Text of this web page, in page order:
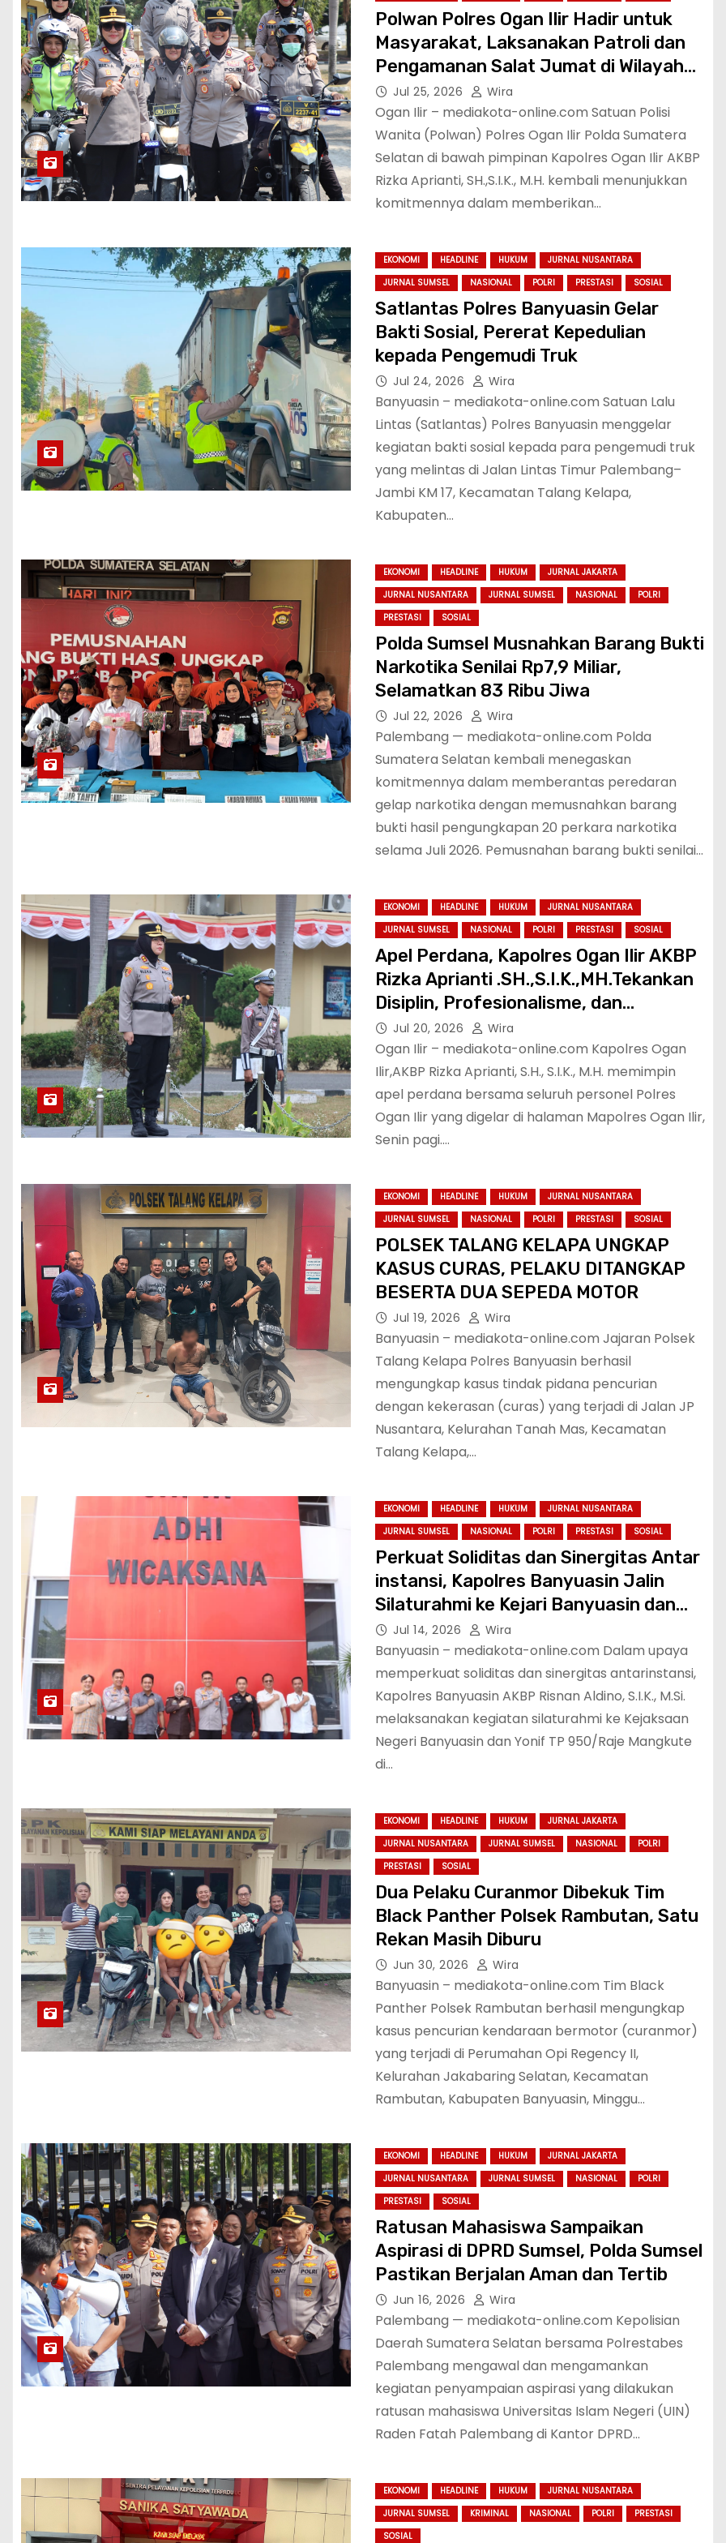
Polwan Polres Ogan Ilir Hadir untuk
Masyarakat, Laksanakan Patroli dan
Pengamanan Salat Jumat di Wilayah
Indralaya
Jul 25, 2026 Wira
Ogan Ilir – mediakota-online.com Satuan Polisi
Wanita (Polwan) Polres Ogan Ilir Polda Sumatera
Selatan di bawah pimpinan Kapolres Ogan Ilir AKBP
Rizka Aprianti, SH.,S.I.K., M.H. kembali menunjukkan
komitmennya dalam memberikan…
EKONOMI HEADLINE HUKUM
JURNAL NUSANTARA
JURNAL SUMSEL
NASIONAL POLRI PRESTASI SOSIAL
Satlantas Polres Banyuasin Gelar
Bakti Sosial, Pererat Kepedulian
kepada Pengemudi Truk
Jul 24, 2026 Wira
Banyuasin – mediakota-online.com Satuan Lalu
Lintas (Satlantas) Polres Banyuasin menggelar
kegiatan bakti sosial kepada para pengemudi truk
yang melintas di Jalan Lintas Timur Palembang–
Jambi KM 17, Kecamatan Talang Kelapa,
Kabupaten…
EKONOMI HEADLINE HUKUM
JURNAL JAKARTA
JURNAL NUSANTARA
JURNAL SUMSEL NASIONAL
POLRI
PRESTASI
SOSIAL
Polda Sumsel Musnahkan Barang Bukti
Narkotika Senilai Rp7,9 Miliar,
Selamatkan 83 Ribu Jiwa
Jul 22, 2026 Wira
Palembang — mediakota-online.com Polda
Sumatera Selatan kembali menegaskan
komitmennya dalam memberantas peredaran
gelap narkotika dengan memusnahkan barang
bukti hasil pengungkapan 20 perkara narkotika
selama Juli 2026. Pemusnahan barang bukti senilai…
EKONOMI HEADLINE HUKUM
JURNAL NUSANTARA
JURNAL SUMSEL
NASIONAL POLRI PRESTASI SOSIAL
Apel Perdana, Kapolres Ogan Ilir AKBP
Rizka Aprianti .SH.,S.I.K.,MH.Tekankan
Disiplin, Profesionalisme, dan
Pelayanan Prima
Jul 20, 2026 Wira
Ogan Ilir – mediakota-online.com Kapolres Ogan
Ilir,AKBP Rizka Aprianti, S.H., S.I.K., M.H. memimpin
apel perdana bersama seluruh personel Polres
Ogan Ilir yang digelar di halaman Mapolres Ogan Ilir,
Senin pagi.…
EKONOMI HEADLINE HUKUM
JURNAL NUSANTARA
JURNAL SUMSEL
NASIONAL POLRI PRESTASI SOSIAL
POLSEK TALANG KELAPA UNGKAP
KASUS CURAS, PELAKU DITANGKAP
BESERTA DUA SEPEDA MOTOR
Jul 19, 2026 Wira
Banyuasin – mediakota-online.com Jajaran Polsek
Talang Kelapa Polres Banyuasin berhasil
mengungkap kasus tindak pidana pencurian
dengan kekerasan (curas) yang terjadi di Jalan JP
Nusantara, Kelurahan Tanah Mas, Kecamatan
Talang Kelapa,…
EKONOMI HEADLINE HUKUM
JURNAL NUSANTARA
JURNAL SUMSEL
NASIONAL POLRI PRESTASI SOSIAL
Perkuat Soliditas dan Sinergitas Antar
instansi, Kapolres Banyuasin Jalin
Silaturahmi ke Kejari Banyuasin dan
Yonif TP 950/Raje Mangkute
Jul 14, 2026 Wira
Banyuasin – mediakota-online.com Dalam upaya
memperkuat soliditas dan sinergitas antarinstansi,
Kapolres Banyuasin AKBP Risnan Aldino, S.I.K., M.Si.
melaksanakan kegiatan silaturahmi ke Kejaksaan
Negeri Banyuasin dan Yonif TP 950/Raje Mangkute
di…
EKONOMI HEADLINE HUKUM
JURNAL JAKARTA
JURNAL NUSANTARA
JURNAL SUMSEL NASIONAL
POLRI
PRESTASI
SOSIAL
Dua Pelaku Curanmor Dibekuk Tim
Black Panther Polsek Rambutan, Satu
Rekan Masih Diburu
Jun 30, 2026 Wira
Banyuasin – mediakota-online.com Tim Black
Panther Polsek Rambutan berhasil mengungkap
kasus pencurian kendaraan bermotor (curanmor)
yang terjadi di Perumahan Opi Regency II,
Kelurahan Jakabaring Selatan, Kecamatan
Rambutan, Kabupaten Banyuasin, Minggu…
EKONOMI HEADLINE HUKUM
JURNAL JAKARTA
JURNAL NUSANTARA
JURNAL SUMSEL NASIONAL
POLRI
PRESTASI
SOSIAL
Ratusan Mahasiswa Sampaikan
Aspirasi di DPRD Sumsel, Polda Sumsel
Pastikan Berjalan Aman dan Tertib
Jun 16, 2026 Wira
Palembang — mediakota-online.com Kepolisian
Daerah Sumatera Selatan bersama Polrestabes
Palembang mengawal dan mengamankan
kegiatan penyampaian aspirasi yang dilakukan
ratusan mahasiswa Universitas Islam Negeri (UIN)
Raden Fatah Palembang di Kantor DPRD…
EKONOMI HEADLINE HUKUM
JURNAL NUSANTARA
JURNAL SUMSEL
KRIMINAL NASIONAL POLRI
PRESTASI
SOSIAL